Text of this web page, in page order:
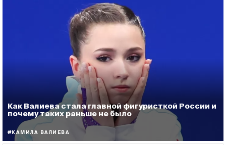
Как Валиева стала главной фигуристкой России и
почему таких раньше не было
#КАМИЛА ВАЛИЕВА